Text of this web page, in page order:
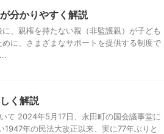
分かりやすく解説
、親権を持たない親（非監護親）が子ども
に、さまざまなサポートを提供する制度で
く解説
て 2024年5月17日、永田町の国会議事堂に
年の民法大改正以来、実に77年ぶりと